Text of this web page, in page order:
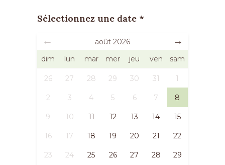
Sélectionnez une date *
août 2026
dim
lun mar mer jeu ven sam
26 27 28 29 30 31 1
2 3 4 5 6 7 8
9 10 11 12 13 14 15
16 17 18 19 20 21 22
23 24 25 26 27 28 29